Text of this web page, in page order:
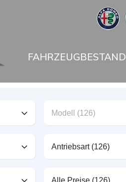
FAHRZEUGBESTAND